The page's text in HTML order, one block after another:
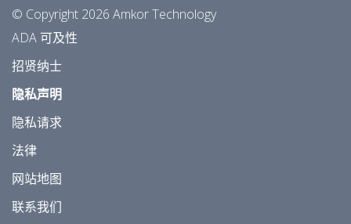
© Copyright 2026 Amkor Technology
ADA 可及性
招贤纳士
隐私声明
隐私请求
法律
网站地图
联系我们